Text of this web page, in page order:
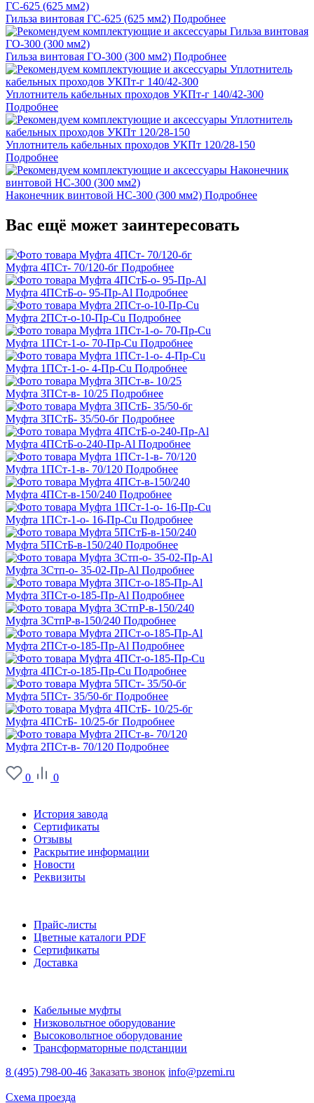
Гильза винтовая ГС-625 (625 мм2) Подробнее
Гильза винтовая ГО-300 (300 мм2) Подробнее
Уплотнитель кабельных проходов УКПт-г 140/42-300
Подробнее
Уплотнитель кабельных проходов УКПт 120/28-150
Подробнее
Наконечник винтовой НС-300 (300 мм2) Подробнее
Вас ещё может заинтересовать
Муфта 4ПСт- 70/120-бг Подробнее
Муфта 4ПСтБ-о- 95-Пр-Al Подробнее
Муфта 2ПСт-о-10-Пр-Cu Подробнее
Муфта 1ПСт-1-о- 70-Пр-Cu Подробнее
Муфта 1ПСт-1-о- 4-Пр-Cu Подробнее
Муфта 3ПСт-в- 10/25 Подробнее
Муфта 3ПСтБ- 35/50-бг Подробнее
Муфта 4ПСтБ-о-240-Пр-Al Подробнее
Муфта 1ПСт-1-в- 70/120 Подробнее
Муфта 4ПСт-в-150/240 Подробнее
Муфта 1ПСт-1-о- 16-Пр-Cu Подробнее
Муфта 5ПСтБ-в-150/240 Подробнее
Муфта 3Стп-о- 35-02-Пр-Al Подробнее
Муфта 3ПСт-о-185-Пр-Al Подробнее
Муфта 3СтпР-в-150/240 Подробнее
Муфта 2ПСт-о-185-Пр-Al Подробнее
Муфта 4ПСт-о-185-Пр-Cu Подробнее
Муфта 5ПСт- 35/50-бг Подробнее
Муфта 4ПСтБ- 10/25-бг Подробнее
Муфта 2ПСт-в- 70/120 Подробнее
0
0
История завода
Сертификаты
Отзывы
Раскрытие информации
Новости
Реквизиты
Прайс-листы
Цветные каталоги PDF
Сертификаты
Доставка
Кабельные муфты
Низковольтное оборудование
Высоковольтное оборудование
Трансформаторные подстанции
8 (495) 798-00-46 Заказать звонок info@pzemi.ru
Схема проезда